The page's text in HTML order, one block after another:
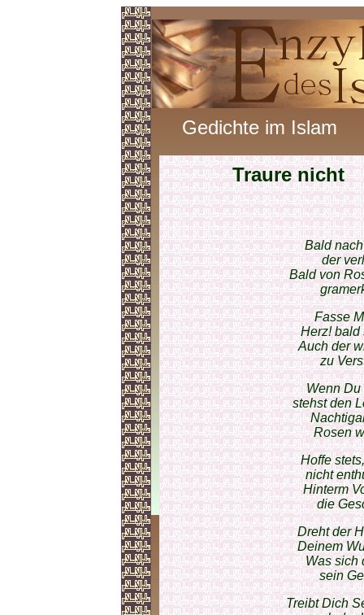
Gedichte im Islam
Traure nicht
Bald
der
Bald von
Fasse
Herz! bald
Auch der
zu
Wenn Du
stehst den
Rosen
Hoffe
nicht
Hinterm
die
Dreht der
Deinem
Was sich
sein
Treibt Dich